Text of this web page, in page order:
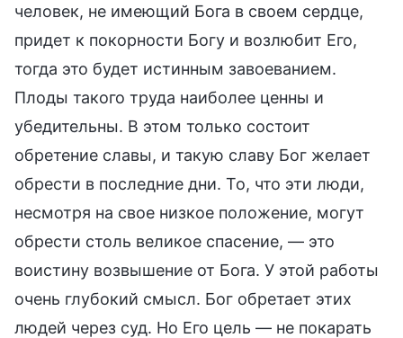
человек, не имеющий Бога в своем сердце,
придет к покорности Богу и возлюбит Его,
тогда это будет истинным завоеванием.
Плоды такого труда наиболее ценны и
убедительны. В этом только состоит
обретение славы, и такую славу Бог желает
обрести в последние дни. То, что эти люди,
несмотря на свое низкое положение, могут
обрести столь великое спасение, — это
воистину возвышение от Бога. У этой работы
очень глубокий смысл. Бог обретает этих
людей через суд. Но Его цель — не покарать